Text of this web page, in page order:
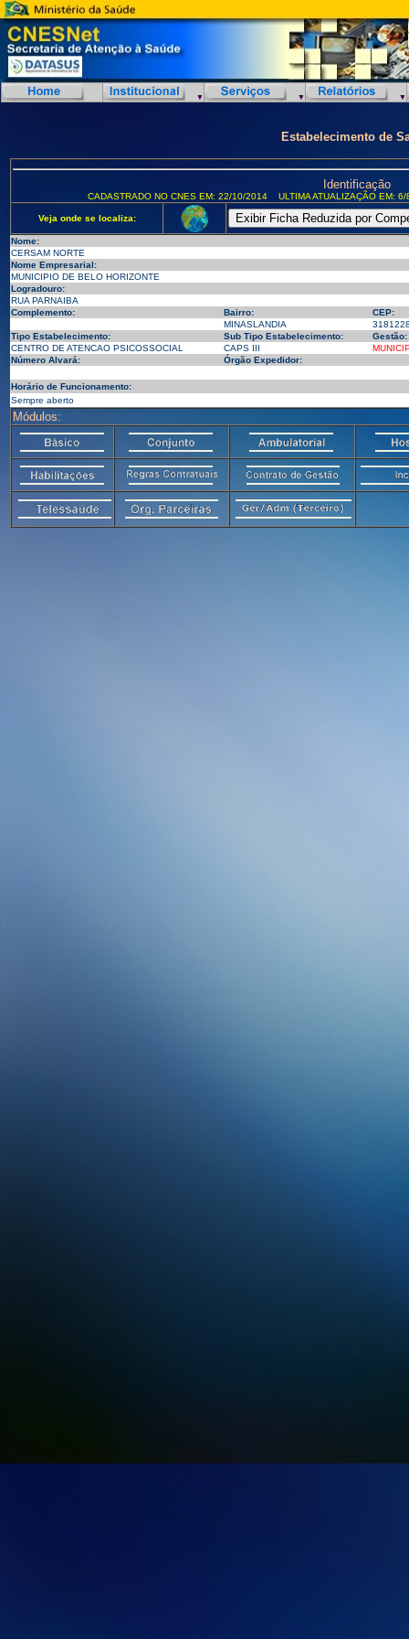
Estabelecimento de
Identificação
CADASTRADO NO CNES EM: 22/10/2014 ULTIMA ATUALIZAÇÃO EM:
Veja onde se localiza:
Nome:
CERSAM NORTE
Nome Empresarial:
MUNICIPIO DE BELO HORIZONTE
Logradouro:
RUA PARNAIBA
Complemento:
Bairro:
CEP:
MINASLANDIA
Tipo Estabelecimento:
Sub Tipo Estabelecimento:
Gestão:
CENTRO DE ATENCAO PSICOSSOCIAL
CAPS III
Número Alvará:
Órgão Expedidor:
Horário de Funcionamento:
Sempre aberto
Módulos: